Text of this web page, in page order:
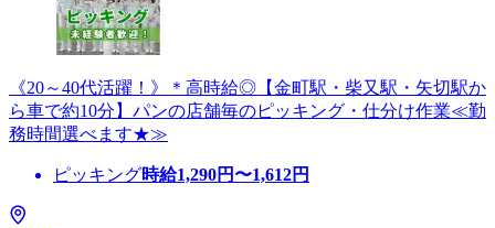
《20～40代活躍！》＊高時給◎【金町駅・柴又駅・矢切駅か
ら車で約10分】パンの店舗毎のピッキング・仕分け作業≪勤
務時間選べます★≫
ピッキング時給1,290円〜1,612円